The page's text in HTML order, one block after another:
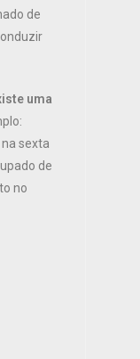
de
uma
na sexta
de
no